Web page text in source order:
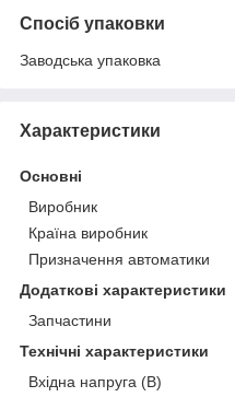
Спосіб упаковки
Заводська упаковка
Характеристики
Основні
Виробник
Країна виробник
Призначення автоматики
Додаткові характеристики
Запчастини
Технічні характеристики
Вхідна напруга (В)